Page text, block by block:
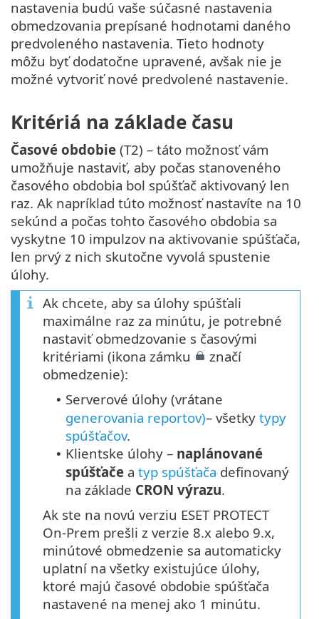
nastavenia budú vaše súčasné nastavenia
obmedzovania prepísané hodnotami daného
predvoleného nastavenia. Tieto hodnoty
môžu byť dodatočne upravené, avšak nie je
možné vytvoriť nové predvolené nastavenie.
Kritériá na základe času
Časové obdobie (T2) – táto možnosť vám
umožňuje nastaviť, aby počas stanoveného
časového obdobia bol spúšťač aktivovaný len
raz. Ak napríklad túto možnosť nastavíte na 10
sekúnd a počas tohto časového obdobia sa
vyskytne 10 impulzov na aktivovanie spúšťača,
len prvý z nich skutočne vyvolá spustenie
úlohy.
Ak chcete, aby sa úlohy spúšťali
maximálne raz za minútu, je potrebné
nastaviť obmedzovanie s časovými
kritériami (ikona zámku
značí
obmedzenie):
• Serverové úlohy (vrátane
generovania reportov)– všetky typy
spúšťačov.
• Klientske úlohy – naplánované
spúšťače a typ spúšťača definovaný
na základe CRON výrazu.
Ak ste na novú verziu ESET PROTECT
On-Prem prešli z verzie 8.x alebo 9.x,
minútové obmedzenie sa automaticky
uplatní na všetky existujúce úlohy,
ktoré majú časové obdobie spúšťača
nastavené na menej ako 1 minútu.